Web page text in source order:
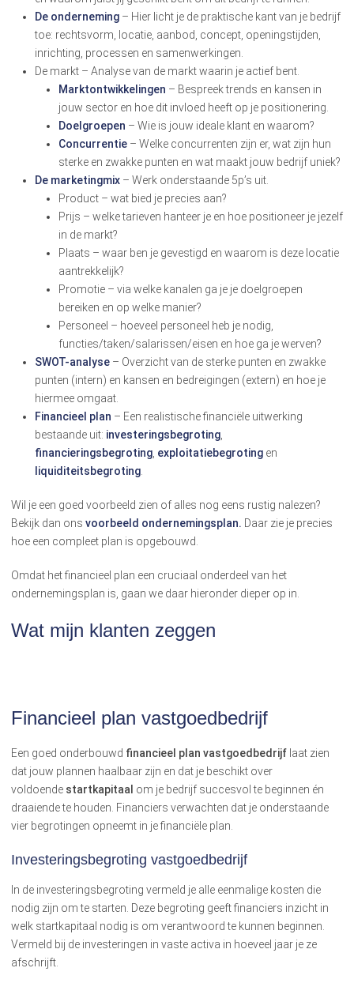
De onderneming – Hier licht je de praktische kant van je bedrijf
toe: rechtsvorm, locatie, aanbod, concept, openingstijden,
inrichting, processen en samenwerkingen.
De markt – Analyse van de markt waarin je actief bent.
Marktontwikkelingen – Bespreek trends en kansen in
jouw sector en hoe dit invloed heeft op je positionering.
Doelgroepen – Wie is jouw ideale klant en waarom?
Concurrentie – Welke concurrenten zijn er, wat zijn hun
sterke en zwakke punten en wat maakt jouw bedrijf uniek?
De marketingmix – Werk onderstaande 5p’s uit.
Product – wat bied je precies aan?
Prijs – welke tarieven hanteer je en hoe positioneer je jezelf
in de markt?
Plaats – waar ben je gevestigd en waarom is deze locatie
aantrekkelijk?
Promotie – via welke kanalen ga je je doelgroepen
bereiken en op welke manier?
Personeel – hoeveel personeel heb je nodig,
functies/taken/salarissen/eisen en hoe ga je werven?
SWOT-analyse – Overzicht van de sterke punten en zwakke
punten (intern) en kansen en bedreigingen (extern) en hoe je
hiermee omgaat.
Financieel plan – Een realistische financiële uitwerking
bestaande uit: investeringsbegroting,
financieringsbegroting, exploitatiebegroting en
liquiditeitsbegroting.
Wil je een goed voorbeeld zien of alles nog eens rustig nalezen?
Bekijk dan ons voorbeeld ondernemingsplan. Daar zie je precies
hoe een compleet plan is opgebouwd.
Omdat het financieel plan een cruciaal onderdeel van het
ondernemingsplan is, gaan we daar hieronder dieper op in.
Wat mijn klanten zeggen
Financieel plan vastgoedbedrijf
Een goed onderbouwd financieel plan vastgoedbedrijf laat zien
dat jouw plannen haalbaar zijn en dat je beschikt over
voldoende startkapitaal om je bedrijf succesvol te beginnen én
draaiende te houden. Financiers verwachten dat je onderstaande
vier begrotingen opneemt in je financiële plan.
Investeringsbegroting vastgoedbedrijf
In de investeringsbegroting vermeld je alle eenmalige kosten die
nodig zijn om te starten. Deze begroting geeft financiers inzicht in
welk startkapitaal nodig is om verantwoord te kunnen beginnen.
Vermeld bij de investeringen in vaste activa in hoeveel jaar je ze
afschrijft.